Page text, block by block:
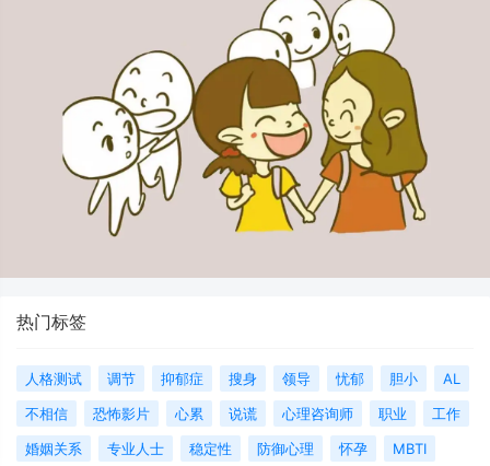
热门标签
人格测试 调节 抑郁症 搜身 领导 忧郁 胆小
AL
不相信
恐怖影片 心累 说谎 心理咨询师 职业
工作
婚姻关系
专业人士 稳定性 防御心理 怀孕 MBTI